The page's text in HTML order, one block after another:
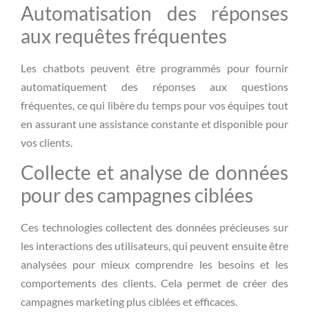
Automatisation des réponses
aux requêtes fréquentes
Les chatbots peuvent être programmés pour fournir
automatiquement des réponses aux questions
fréquentes, ce qui libère du temps pour vos équipes tout
en assurant une assistance constante et disponible pour
vos clients.
Collecte et analyse de données
pour des campagnes ciblées
Ces technologies collectent des données précieuses sur
les interactions des utilisateurs, qui peuvent ensuite être
analysées pour mieux comprendre les besoins et les
comportements des clients. Cela permet de créer des
campagnes marketing plus ciblées et efficaces.